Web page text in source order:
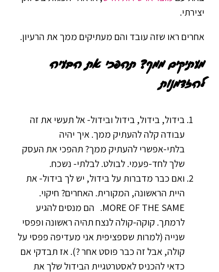
יצירתי.
אחרים ראו שזה עובד והם מעתיקים ממך את הרעיון.
מעתיקים ממך? תהפכי את הבעיה
להזדמנות
בידול, בידול, בידול ובידול- אל תעשי את זה
עבודה קלה להעתיק ממך. איך יהיה
בלתי-אפשרי להעתיק ממך? תהפכי את העסק
שלך לחד-פעמי. לבולט. לבלתי- נשכח.
ואם כבר מדברות על בידול, יש לך בידול- את
היית הראשונה, המקורית. האחרים? חיקוי.
MORE OF THE SAME. הם מנסים להגיע
לרמתך. קוקה-קולה לנצח תהיה ראשונה ופפסי
שנייה (למרות שספציפית אני מעדיפה פפסי על
קולה, אבל זה כבר פוסט אחר ?). אז תבדקי אם
כדאי להכניס לאסטרטגיית הבידול שלך את